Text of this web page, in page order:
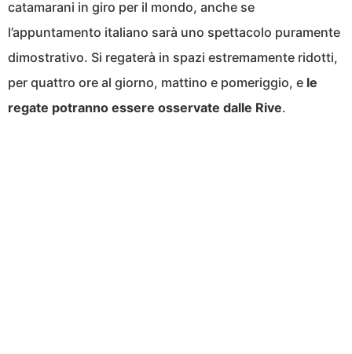
catamarani in giro per il mondo, anche se
l’appuntamento italiano sarà uno spettacolo puramente
dimostrativo. Si regaterà in spazi estremamente ridotti,
per quattro ore al giorno, mattino e pomeriggio, e le
regate potranno essere osservate dalle Rive.